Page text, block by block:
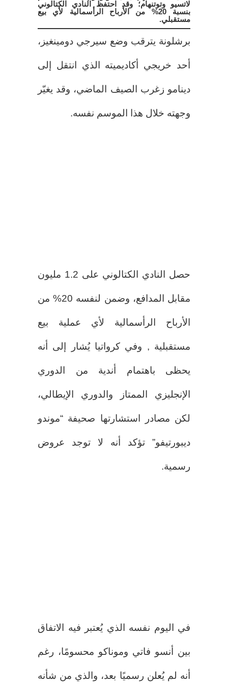
لاتسيو وتوتنهام؛ وقد احتفظ النادي الكتالوني
بنسبة 20% من الأرباح الرأسمالية لأي بيع
مستقبلي.
برشلونة يترقب وضع سيرجي دومينغيز،
أحد خريجي أكاديميته الذي انتقل إلى
دينامو زغرب الصيف الماضي، وقد يغيّر
وجهته خلال هذا الموسم نفسه.
حصل النادي الكتالوني على 1.2 مليون
مقابل المدافع، وضمن لنفسه 20% من
الأرباح الرأسمالية لأي عملية بيع
مستقبلية , وفي كرواتيا يُشار إلى أنه
يحظى باهتمام أندية من الدوري
الإنجليزي الممتاز والدوري الإيطالي،
لكن مصادر استشارتها صحيفة “موندو
ديبورتيفو” تؤكد أنه لا توجد عروض
رسمية.
في اليوم نفسه الذي يُعتبر فيه الاتفاق
بين أنسو فاتي وموناكو محسومًا، رغم
أنه لم يُعلن رسميًا بعد، والذي من شأنه